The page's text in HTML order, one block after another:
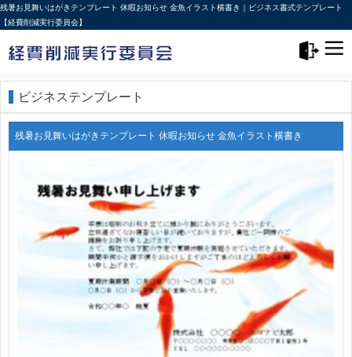
残暑お見舞いはがきテンプレート 休暇お知らせ 金魚イラスト横書き｜ビジネス書式テンプレート
【経費削減実行委員会】
ビジネステンプレート
残暑お見舞いはがきテンプレート 休暇お知らせ 金魚イラスト横書き